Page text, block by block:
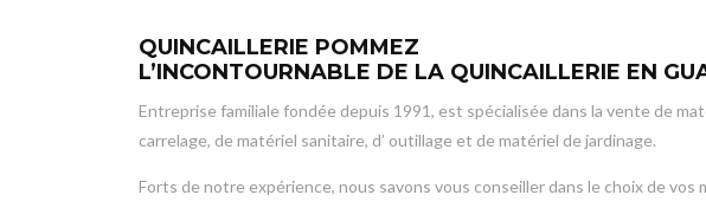
QUINCAILLERIE POMMEZ
L’INCONTOURNABLE DE LA QUINCAILLERIE EN
Entreprise familiale fondée depuis 1991, est spécialisée dans la vente de
carrelage, de matériel sanitaire, d’ outillage et de matériel de jardinage.
Forts de notre expérience, nous savons vous conseiller dans le choix de